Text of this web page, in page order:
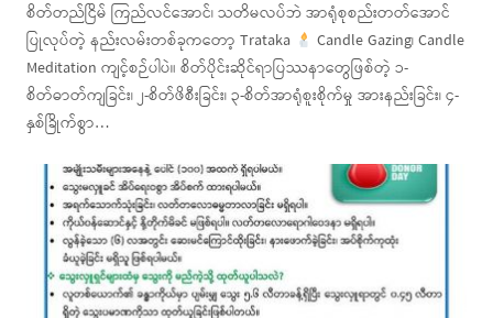
စိတ်တည်ငြိမ် ကြည်လင်အောင်၊ သတိမလပ်ဘဲ အာရုံစုစည်းတတ်အောင်
ပြုလုပ်တဲ့ နည်းလမ်းတစ်ခုကတော့ Trataka
Candle Gazing၊ Candle
Meditation ကျင့်စဉ်ပါပဲ။ စိတ်ပိုင်းဆိုင်ရာပြဿနာတွေဖြစ်တဲ့ ၁-
စိတ်ဓာတ်ကျခြင်း၊ ၂-စိတ်ဖိစီးခြင်း၊ ၃-စိတ်အာရုံစူးစိုက်မှု အားနည်းခြင်း၊ ၄-
နှစ်ခြိုက်စွာ…